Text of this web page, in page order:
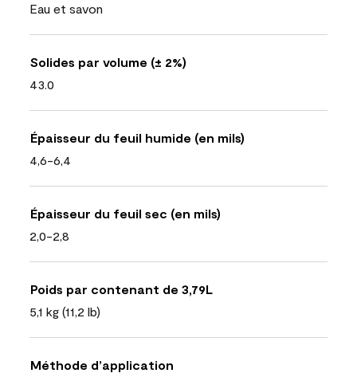
Eau et savon
Solides par volume (± 2%)
43.0
Épaisseur du feuil humide (en mils)
4,6-6,4
Épaisseur du feuil sec (en mils)
2,0-2,8
Poids par contenant de 3,79L
5,1 kg (11,2 lb)
Méthode d’application